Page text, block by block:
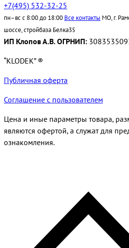
+7(495) 532-32-25
пн–вс с 8:00 до 18:00 Все контакты МО, г.
шоссе, стройбаза Белка35
ИП Клопов А.В. ОГРНИП:
“KLODEK” ®
Публичная оферта
Соглашение с пользователем
Цена и иные параметры товара,
являются офертой, а служат для
ознакомления.